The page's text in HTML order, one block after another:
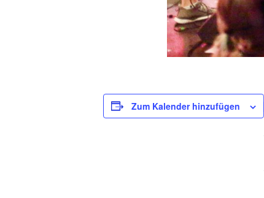
Zum Kalender hinzufügen